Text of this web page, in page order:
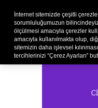
İnternet sitemizde çeşitli
sorumluluğumuzun
ölçülmesi amacıyla çerezler
amacıyla kullanılmakta olup,
sitemizin daha işlevsel
tercihlerinizi “Çerez Ayarları”